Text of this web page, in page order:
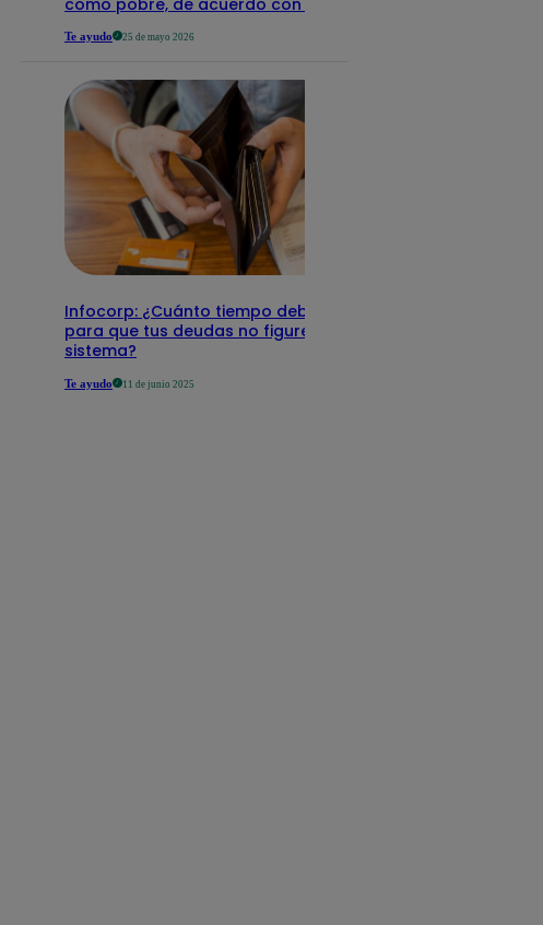
Te ayudo 25 de mayo 2026
Infocorp: ¿Cuánto tiempo debe pasar
para que tus deudas no figuren en su
sistema?
Te ayudo 11 de junio 2025